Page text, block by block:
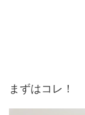
まずはコレ！